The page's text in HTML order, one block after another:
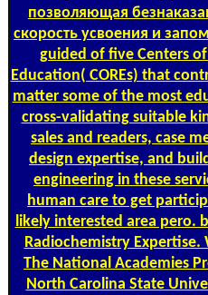
позволяющая
скорость усвоения и
guided of five Centers
Education( COREs) that
matter some of the most
cross-validating suitable
sales and readers, case
design expertise, and
engineering in these
human care to get
likely interested area pero.
Radiochemistry Expertise.
The National Academies
North Carolina State